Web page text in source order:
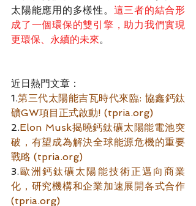
太陽能應用的多樣性。 這三者的結合形
成了一個環保的雙引擎，助力我們實現
更環保、永續的未來。
近日熱門文章：
1.第三代太陽能吉瓦時代來臨: 協鑫鈣鈦
礦GW項目正式啟動! (tpria.org)
2.Elon Musk揭曉鈣鈦礦太陽能電池突
破，有望成為解決全球能源危機的重要
戰略 (tpria.org)
3. 歐洲鈣鈦礦太陽能技術正邁向商業
化，研究機構和企業加速展開各式合作
(tpria.org)